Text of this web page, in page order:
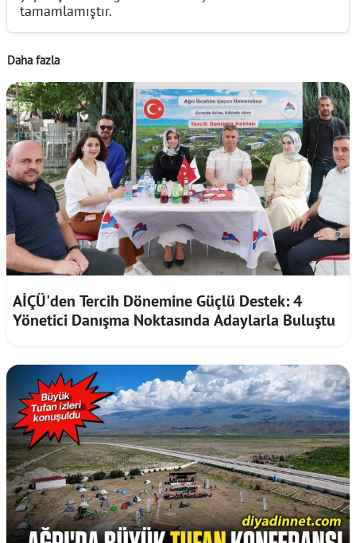
tamamlamıştır.
Daha fazla
AİÇÜ'den Tercih Dönemine Güçlü Destek: 4
Yönetici Danışma Noktasında Adaylarla Buluştu